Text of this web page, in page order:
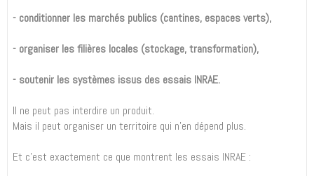
- conditionner les marchés publics (cantines, espaces verts),
- organiser les filières locales (stockage, transformation),
- soutenir les systèmes issus des essais INRAE.
Il ne peut pas interdire un produit.
Mais il peut organiser un territoire qui n’en dépend plus.
Et c’est exactement ce que montrent les essais INRAE :